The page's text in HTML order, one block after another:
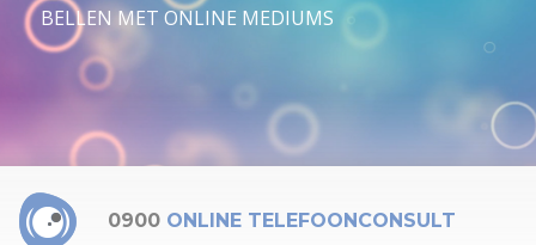
BELLEN MET ONLINE MEDIUMS
0900 ONLINE TELEFOONCONSULT